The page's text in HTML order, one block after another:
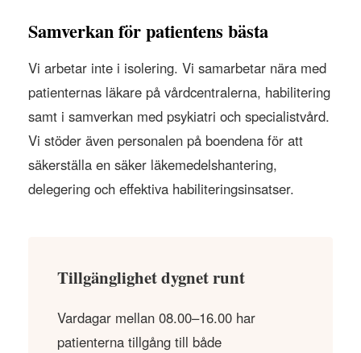
Samverkan för patientens bästa
Vi arbetar inte i isolering. Vi samarbetar nära med
patienternas läkare på vårdcentralerna, habilitering
samt i samverkan med psykiatri och specialistvård.
Vi stöder även personalen på boendena för att
säkerställa en säker läkemedelshantering,
delegering och effektiva habiliteringsinsatser.
Tillgänglighet dygnet runt
Vardagar mellan 08.00–16.00 har
patienterna tillgång till både